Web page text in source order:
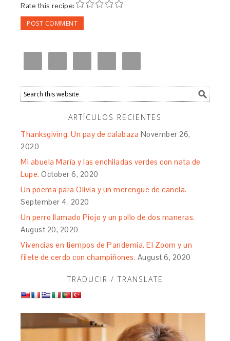
Rate this recipe:
ARTÍCULOS RECIENTES
Thanksgiving. Un pay de calabaza November 26,
2020
Mi abuela María y las enchiladas verdes con nata de
Lupe. October 6, 2020
Un poema para Olivia y un merengue de canela.
September 4, 2020
Un perro llamado Piojo y un pollo de dos maneras.
August 20, 2020
Vivencias en tiempos de Pandemia. El Zoom y un
filete de cerdo con champiñones. August 6, 2020
TRADUCIR / TRANSLATE